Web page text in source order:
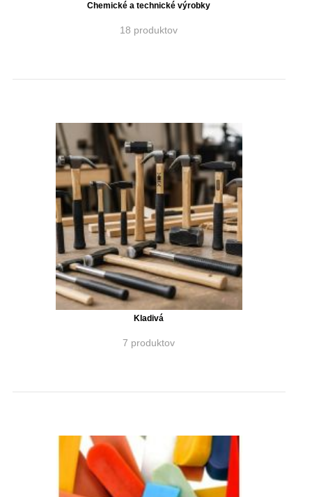
Chemické a technické výrobky
18 produktov
Kladivá
7 produktov